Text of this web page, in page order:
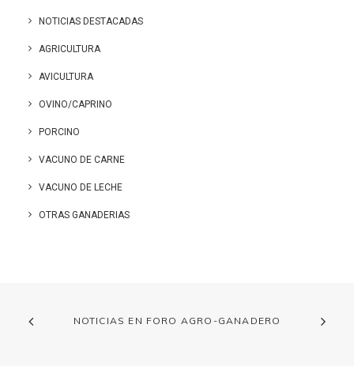
NOTICIAS DESTACADAS
AGRICULTURA
AVICULTURA
OVINO/CAPRINO
PORCINO
VACUNO DE CARNE
VACUNO DE LECHE
OTRAS GANADERIAS
NOTICIAS EN FORO AGRO-GANADERO